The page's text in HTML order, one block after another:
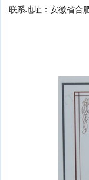
联系地址：安徽省合